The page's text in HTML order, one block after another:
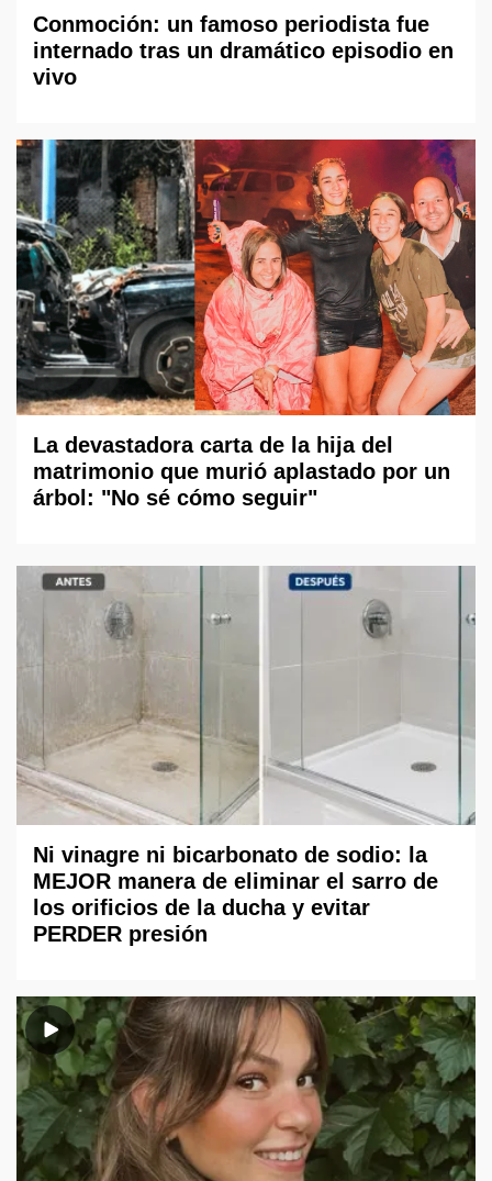
Conmoción: un famoso periodista fue
internado tras un dramático episodio en
vivo
La devastadora carta de la hija del
matrimonio que murió aplastado por un
árbol: "No sé cómo seguir"
Ni vinagre ni bicarbonato de sodio: la
MEJOR manera de eliminar el sarro de
los orificios de la ducha y evitar
PERDER presión